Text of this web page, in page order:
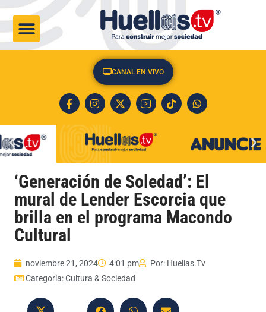
CANAL EN VIVO
‘Generación de Soledad’: El
mural de Lender Escorcia que
brilla en el programa Macondo
Cultural
noviembre 21, 2024 4:01 pm Por: Huellas.Tv
Categoría:Cultura & Sociedad